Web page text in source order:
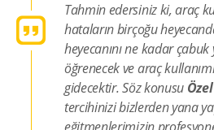
Tahmin edersiniz ki, araç
hataların birçoğu
heyecanını ne kadar çabuk
öğrenecek ve araç
gidecektir. Söz konusu
tercihinizi bizlerden yana